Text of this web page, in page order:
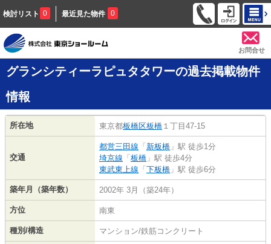
検討リスト 0 最近見た物件 0
お問合せ
グランシティーラピュタタワーの過去掲載物件
情報
所在地 東京都板橋区板橋 １丁目47-15
交通
都営三田線 「 新板橋 」駅 徒歩1分
埼京線 「 板橋 」駅 徒歩4分
東武東上線 「 下板橋 」駅 徒歩6分
築年月（築年数） 2002年 3月（築24年）
方位 南東
種別/構造 マンション/鉄筋コンクリート